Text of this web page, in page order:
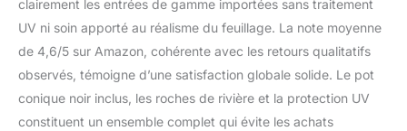
clairement les entrées de gamme importées sans traitement
UV ni soin apporté au réalisme du feuillage. La note moyenne
de 4,6/5 sur Amazon, cohérente avec les retours qualitatifs
observés, témoigne d’une satisfaction globale solide. Le pot
conique noir inclus, les roches de rivière et la protection UV
constituent un ensemble complet qui évite les achats